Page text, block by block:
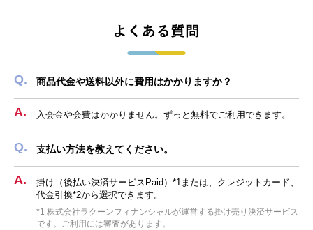
商品代金や送料以外に費用はかかりますか？
入会金や会費はかかりません。ずっと無料でご利用できます。
支払い方法を教えてください。
掛け（後払い決済サービスPaid）*1または、クレジットカード、
代金引換*2から選択できます。
*1 株式会社ラクーンフィナンシャルが運営する掛け売り決済サービス
です。ご利用には審査があります。